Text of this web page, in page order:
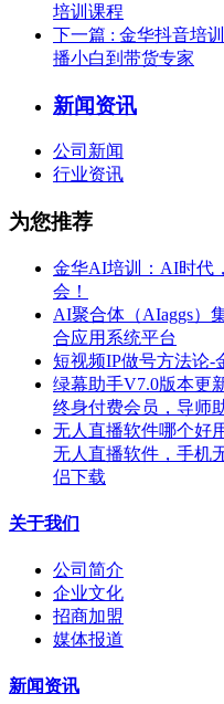
培训课程
下一篇 : 金华抖音培
播小白到带货专家
新闻资讯
公司新闻
行业资讯
为您推荐
金华AI培训：AI时代
会！
AI聚合体（AIaggs）
合应用系统平台
短视频IP做号方法论-
绿幕助手V7.0版本更
终身付费会员，导师
无人直播软件哪个好
无人直播软件，手机
侣下载
关于我们
公司简介
企业文化
招商加盟
媒体报道
新闻资讯